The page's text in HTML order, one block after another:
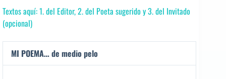
Textos aquí: 1. del Editor, 2. del Poeta sugerido y 3. del Invitado
(opcional)
MI POEMA… de medio pelo